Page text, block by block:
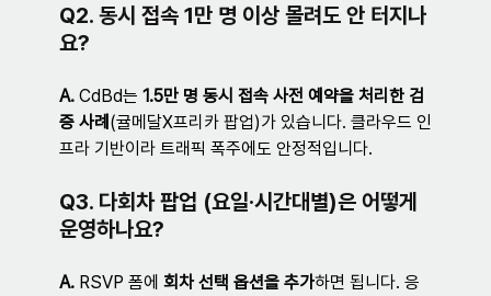
Q2. 동시 접속 1만 명 이상 몰려도 안 터지나
요?
A. CdBd는 1.5만 명 동시 접속 사전 예약을 처리한 검
증 사례 (귤메달X프리카 팝업)가 있습니다. 클라우드 인
프라 기반이라 트래픽 폭주에도 안정적입니다.
Q3. 다회차 팝업 (요일·시간대별)은 어떻게
운영하나요?
A. RSVP 폼에 회차 선택 옵션을 추가하면 됩니다. 응